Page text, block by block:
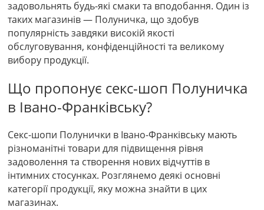
задовольнять будь-які смаки та вподобання. Один із
таких магазинів — Полуничка, що здобув
популярність завдяки високій якості
обслуговування, конфіденційності та великому
вибору продукції.
Що пропонує секс-шоп Полуничка
в Івано-Франківську?
Секс-шопи Полунички в Івано-Франківську мають
різноманітні товари для підвищення рівня
задоволення та створення нових відчуттів в
інтимних стосунках. Розглянемо деякі основні
категорії продукції, яку можна знайти в цих
магазинах.